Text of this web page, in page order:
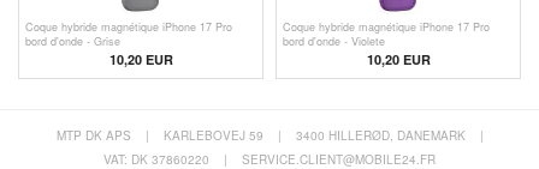
Coque hybride magnétique iPhone 17 Pro
bord d'onde - Grise
10,20EUR
Coque hybride magnétique iPhone 17 Pro
bord d'onde - Violete
10,20EUR
MTP DK APS | KARLEBOVEJ 59 | 3400 HILLERØD, DANEMARK
|
VAT: DK 37860220
| SERVICE.CLIENT@MOBILE24.FR